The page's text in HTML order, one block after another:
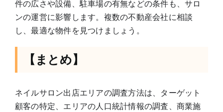
件の広さや設備、駐車場の有無などの条件も、サロ
ンの運営に影響します。複数の不動産会社に相談
し、最適な物件を見つけましょう。
【まとめ】
ネイルサロン出店エリアの調査方法は、ターゲット
顧客の特定、エリアの人口統計情報の調査、商業施